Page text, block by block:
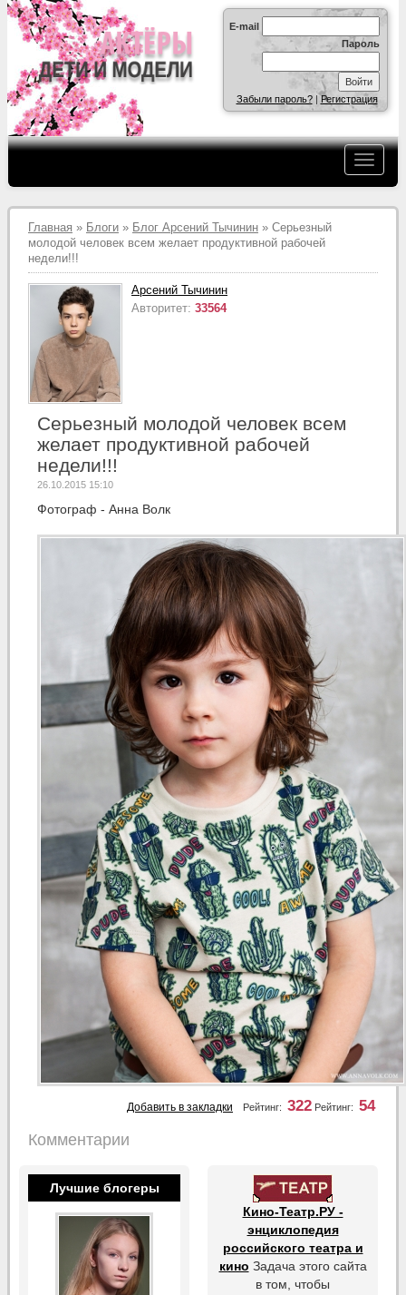
E-mail
Пароль
Забыли пароль?|Регистрация
Главная » Блоги » Блог Арсений Тычинин » Серьезный
молодой человек всем желает продуктивной рабочей
недели!!!
Арсений Тычинин
Авторитет: 33564
Серьезный молодой человек всем
желает продуктивной рабочей
недели!!!
26.10.2015 15:10
Фотограф - Анна Волк
Рейтинг: 54
Рейтинг: 322
Добавить в закладки
Комментарии
Лучшие блогеры
Кино-Театр.РУ -
энциклопедия
российского театра и
кино Задача этого сайта
в том, чтобы